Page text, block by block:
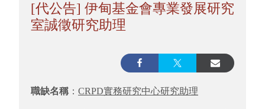
[代公告] 伊甸基金會專業發展研究
室誠徵研究助理
職缺名稱 ： CRPD實務研究中心研究助理